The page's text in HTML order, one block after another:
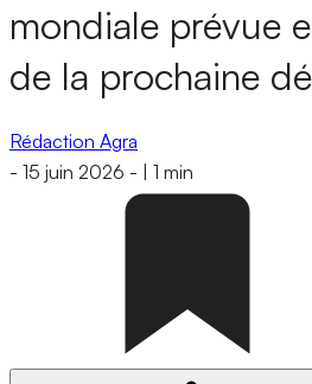
mondiale prévue
de la prochaine
Rédaction Agra
- 15 juin 2026 - 1 min